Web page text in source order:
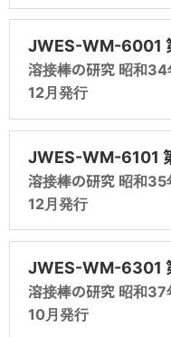
日本溶接協会60年史
2009年11月に日本溶接協
1999年11月に日本溶接協
溶接材料部会文献 溶
日本溶接協会 溶接材料部
究の成果として発行。
溶接材料部会 年史
日本溶接協会 溶接棒部会
30年・40年・50年を記念
ます。
アーク溶接作業の安全
感電災害、火災・爆発の
策を主眼に、アーク溶接
教育等を目的とした教育動
銅配管はんだ付ろう付
正しいろう付の方法が分
録のDVDを約9分にダイジ
戦後の復興を遂げつつあ
映像資料です。
い。
溶接管理技術者の体験
会員向けWebマガジン
験紹介記事をまとめました
技術相談事例集
溶接技術者交流会（WE-
WE-COM会員に有益と思
員は技術相談が利用可能で
日々頑張る溶接技能者、熊
士が鋭く“バッテン！” ４コ
溶接管理技術者
溶接作業指導者
IIW国際溶接技術者
発電関連設備 溶接士技
建築鉄骨ロボット溶接
溶接構造物非破壊検査
溶接の世界に飛び込んだ
映画「日本の溶接」
重な映像資料です。
新版改訂 溶接・接
溶接管理技術者認証制度
いる「新版改訂 溶接・
新版 溶接・接合技術
映画「日本の溶接」
戦後の復興を遂げつつ
重な映像資料です。
規格の確認
JIS、WES、LWSなどの検
溶接技能者
外国人技能実習制度
溶接管理技術者
§1 緒言
§2 モデル溶接棒
§4 スラグの諸性
§5 作業性の研究
§6 亀裂性の研究
§7 溶接棒規格に
科会報告）
§1 緒言
§2 溶接棒の試作
§3 溶接棒の電気
§5 溶接棒の作業
§6 溶接棒のワレ
JWES-WM-6001
溶接棒の研究 昭和
12月発行
§1 緒言
§2 ステンレスモ
告）
JWES-WM-6101
溶接棒の研究 昭和
12月発行
JWES-WM-6301
溶接棒の研究 昭和
10月発行